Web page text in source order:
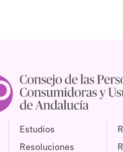
Estudios
Resoluciones